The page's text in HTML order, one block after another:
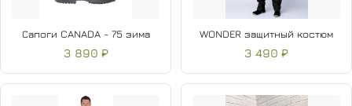
Сапоги CANADA - 75 зима
3 890 ₽
WONDER защитный костюм
3 490 ₽